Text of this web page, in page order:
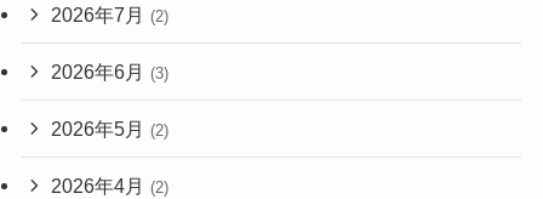
2026年7月 (2)
2026年6月 (3)
2026年5月 (2)
2026年4月 (2)